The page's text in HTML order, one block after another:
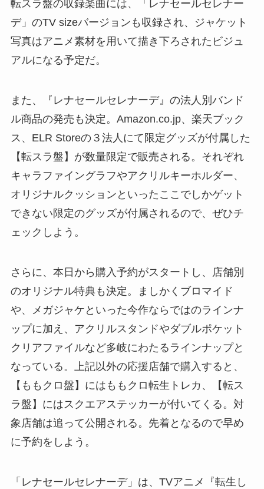
転スラ盤の収録楽曲には、「レナセールセレナー
デ」のTV sizeバージョンも収録され、ジャケット
写真はアニメ素材を用いて描き下ろされたビジュ
アルになる予定だ。
また、『レナセールセレナーデ』の法人別バンド
ル商品の発売も決定。Amazon.co.jp、楽天ブック
ス、ELR Storeの３法人にて限定グッズが付属した
【転スラ盤】が数量限定で販売される。それぞれ
キャラファイングラフやアクリルキーホルダー、
オリジナルクッションといったここでしかゲット
できない限定のグッズが付属されるので、ぜひチ
ェックしよう。
さらに、本日から購入予約がスタートし、店舗別
のオリジナル特典も決定。ましかくブロマイド
や、メガジャケといった今作ならではのラインナ
ップに加え、アクリルスタンドやダブルポケット
クリアファイルなど多岐にわたるラインナップと
なっている。上記以外の応援店舗で購入すると、
【ももクロ盤】にはももクロ転生トレカ、【転ス
ラ盤】にはスクエアステッカーが付いてくる。対
象店舗は追って公開される。先着となるので早め
に予約をしよう。
「レナセールセレナーデ」は、TVアニメ『転生し